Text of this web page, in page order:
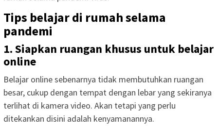
Tips belajar di rumah selama
pandemi
1. Siapkan ruangan khusus untuk belajar
online
Belajar online sebenarnya tidak membutuhkan ruangan
besar, cukup dengan tempat dengan lebar yang sekiranya
terlihat di kamera video. Akan tetapi yang perlu
ditekankan disini adalah kenyamanannya.